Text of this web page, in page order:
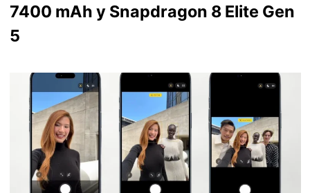
7400 mAh y Snapdragon 8 Elite Gen
5